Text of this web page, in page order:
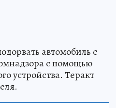
автомобиль с
с помощью
устройства. Теракт